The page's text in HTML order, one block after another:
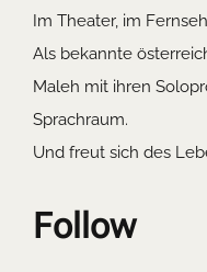
Im Theater, im
Als bekannte
Maleh mit ihren
Sprachraum.
Und freut sich des
Follow